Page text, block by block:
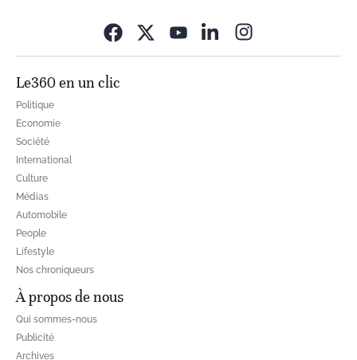
Le360 en un clic
Politique
Economie
Société
International
Culture
Médias
Automobile
People
Lifestyle
Nos chroniqueurs
À propos de nous
Qui sommes-nous
Publicité
Archives